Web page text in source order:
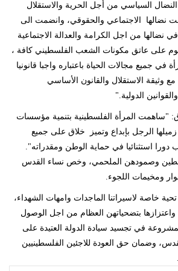
السياسي من أجل الحرية والاستقلال
نضالها الاجتماعي والحقوقي، وانضمت الى
في نضالها من اجل الكرامة والعدالة الاجتماعية
على عاتق مكونات الشعب الفلسطيني كافة ،
جميع مجالات الحياة باعتباره واجبا قانونيا
مع وثيقة الاستقلال والقانون الأساسي
الدولية."
المرأة الفلسطينية بتنمية مؤسسات
الرجل بإبداع وتميز خلاق على جميع
دورا استثنائيا في حماية الوطن ومقدراته".
وصمودهن الملحمي، وخص نساء القدس
ومخيمات اللجوء.
خاصة لاسيراتنا الماجدات وامهات الشهداء،
بتضحياتهن العظام من اجل الوصول
في تجسيد سيادة الدولة العتيدة على
القدس، وضمان حق العودة للاجئين الفلسطينيين